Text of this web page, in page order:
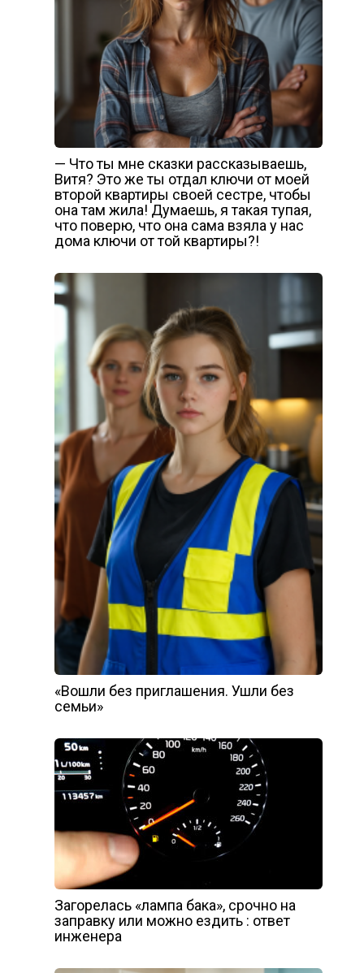
— Что ты мне сказки рассказываешь,
Витя? Это же ты отдал ключи от моей
второй квартиры своей сестре, чтобы
она там жила! Думаешь, я такая тупая,
что поверю, что она сама взяла у нас
дома ключи от той квартиры?!
«Вошли без приглашения. Ушли без
семьи»
Загорелась «лампа бака», срочно на
заправку или можно ездить : ответ
инженера